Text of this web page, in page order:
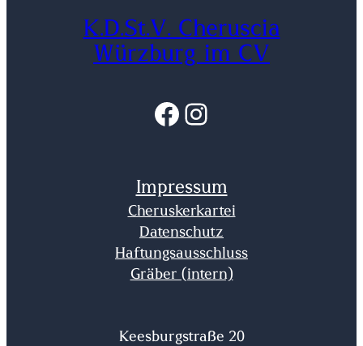
K.D.St.V. Cheruscia
Würzburg im CV
Facebook
Instagram
Impressum
Cheruskerkartei
Datenschutz
Haftungsausschluss
Gräber (intern)
Keesburgstraße 20